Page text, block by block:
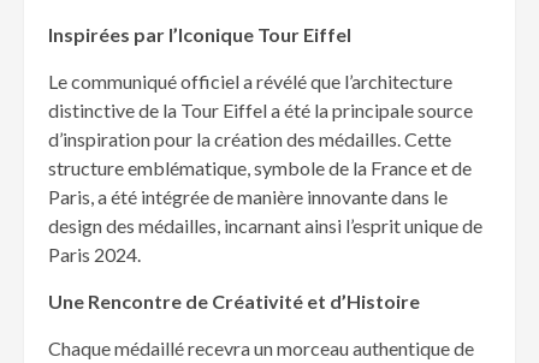
Inspirées par l’Iconique Tour Eiffel
Le communiqué officiel a révélé que l’architecture
distinctive de la Tour Eiffel a été la principale source
d’inspiration pour la création des médailles. Cette
structure emblématique, symbole de la France et de
Paris, a été intégrée de manière innovante dans le
design des médailles, incarnant ainsi l’esprit unique de
Paris 2024.
Une Rencontre de Créativité et d’Histoire
Chaque médaillé recevra un morceau authentique de